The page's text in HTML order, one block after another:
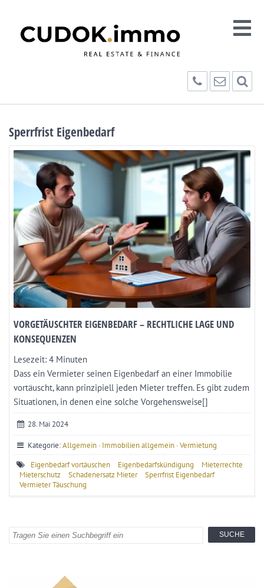
Sperrfrist Eigenbedarf
VORGETÄUSCHTER EIGENBEDARF – RECHTLICHE LAGE UND
KONSEQUENZEN
Lesezeit: 4 Minuten
Dass ein Vermieter seinen Eigenbedarf an einer Immobilie
vortäuscht, kann prinzipiell jeden Mieter treffen. Es gibt zudem
Situationen, in denen eine solche Vorgehensweise[]
28. Mai 2024
Kategorie:Allgemein · Immobilien allgemein ·Vermietung
Eigenbedarf vortäuschen
Eigenbedarfskündigung
Mieterrechte
Mieterschutz
Schadenersatz Mieter
Sperrfrist Eigenbedarf
Vermieter Täuschung